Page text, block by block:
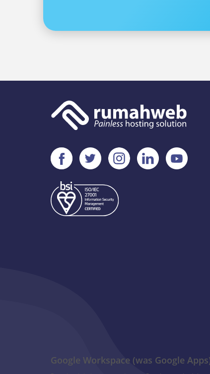
Google Workspace (was Google